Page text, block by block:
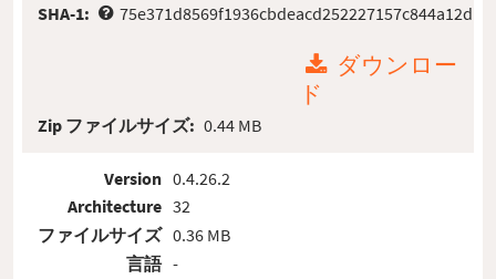
SHA-1:
75e371d8569f1936cbdeacd252227157c844a12d
ダウンロー
ド
Zip ファイルサイズ: 0.44 MB
Version
Architecture
ファイルサイズ
言語
0.4.26.2
32
0.36 MB
-